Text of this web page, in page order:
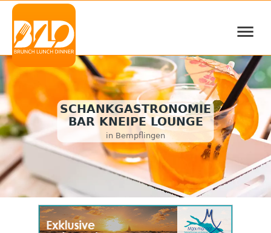
≡
SCHANKGASTRONOMIE
BAR KNEIPE LOUNGE
in Bempflingen